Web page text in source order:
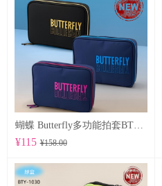
蝴蝶 Butterfly多功能拍套BTY-1032
¥115 ¥158.00